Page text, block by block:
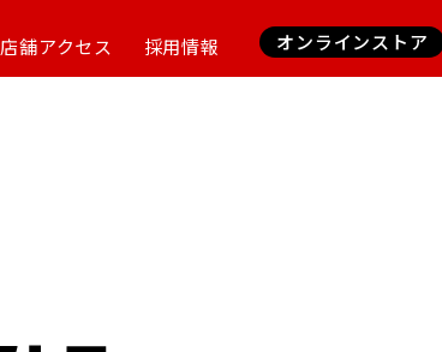
店舗アクセス 採用情報 オンラインストア